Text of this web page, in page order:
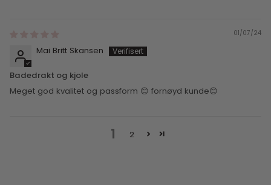
01/07/24
Mai Britt Skansen
Badedrakt og kjole
Meget god kvalitet og passform 😊 fornøyd kunde😊
1 2